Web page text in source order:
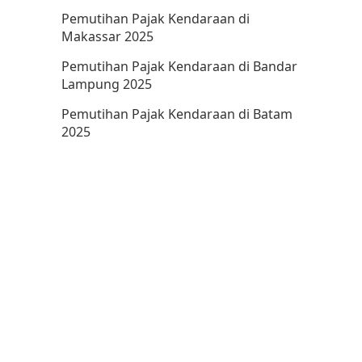
Pemutihan Pajak Kendaraan di
Makassar 2025
Pemutihan Pajak Kendaraan di Bandar
Lampung 2025
Pemutihan Pajak Kendaraan di Batam
2025